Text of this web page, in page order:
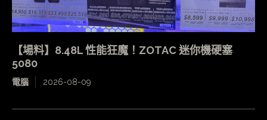
【場料】8.48L 性能狂魔！ZOTAC 迷你機硬塞
5080
電腦 2026-08-09